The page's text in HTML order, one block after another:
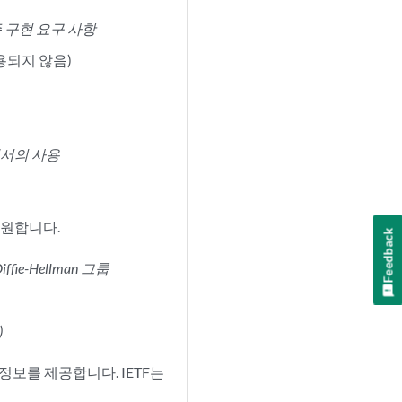
구현 요구 사항
되지 않음)
서의 사용
합니다.
Hellman 그룹
보를 제공합니다. IETF는
Feedback